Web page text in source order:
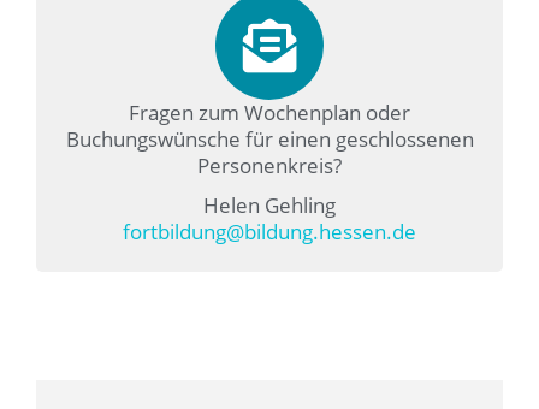
Fragen zum Wochenplan oder
Buchungswünsche für einen geschlossenen
Personenkreis?
Helen Gehling
fortbildung@bildung.hessen.de